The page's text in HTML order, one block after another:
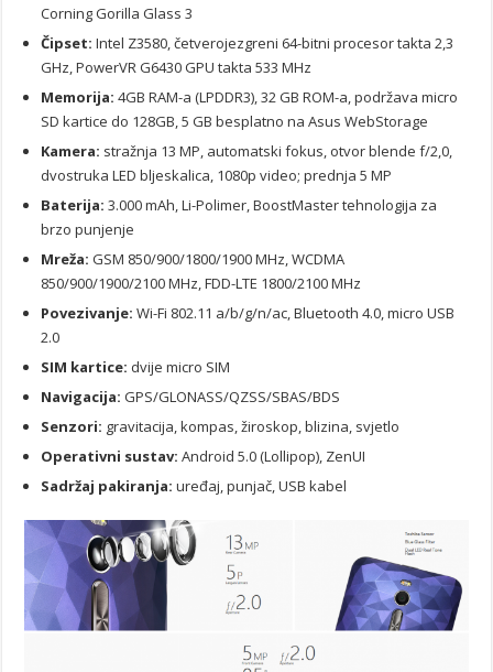
Corning Gorilla Glass 3
Čipset: Intel Z3580, četverojezgreni 64-bitni procesor takta 2,3
GHz, PowerVR G6430 GPU takta 533 MHz
Memorija: 4GB RAM-a (LPDDR3), 32 GB ROM-a, podržava micro
SD kartice do 128GB, 5 GB besplatno na Asus WebStorage
Kamera: stražnja 13 MP, automatski fokus, otvor blende f/2,0,
dvostruka LED bljeskalica, 1080p video; prednja 5 MP
Baterija: 3.000 mAh, Li-Polimer, BoostMaster tehnologija za
brzo punjenje
Mreža: GSM 850/900/1800/1900 MHz, WCDMA
850/900/1900/2100 MHz, FDD-LTE 1800/2100 MHz
Povezivanje: Wi-Fi 802.11 a/b/g/n/ac, Bluetooth 4.0, micro USB
2.0
SIM kartice: dvije micro SIM
Navigacija: GPS/GLONASS/QZSS/SBAS/BDS
Senzori: gravitacija, kompas, žiroskop, blizina, svjetlo
Operativni sustav: Android 5.0 (Lollipop), ZenUI
Sadržaj pakiranja: uređaj, punjač, USB kabel